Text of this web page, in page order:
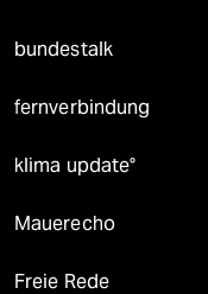
bundestalk
fernverbindung
klima update°
Mauerecho
Freie Rede